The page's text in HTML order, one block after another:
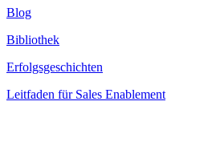
Blog
Bibliothek
Erfolgsgeschichten
Leitfaden für Sales Enablement